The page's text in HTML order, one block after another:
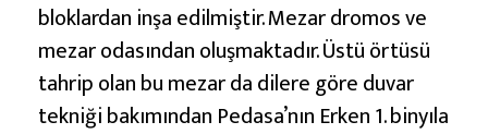
bloklardan inşa edilmiştir. Mezar dromos ve
mezar odasından oluşmaktadır. Üstü örtüsü
tahrip olan bu mezar da dilere göre duvar
tekniği bakımından Pedasa’nın Erken 1. binyıla